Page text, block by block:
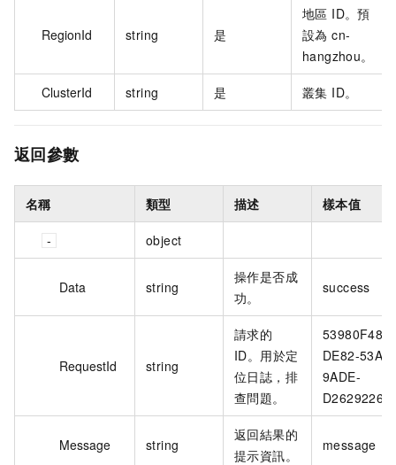
RegionId string 是
地區 ID。預
設為 cn-
hangzhou。
ClusterId string 是 叢集 ID。
返回參數
名稱 類型 描述 樣本值
object
Data string
操作是否成
功。
success
RequestId string
請求的
ID。用於定
位日誌，排
查問題。
53980F48-
DE82-53A1-
9ADE-
Message string
返回結果的
提示資訊。
message